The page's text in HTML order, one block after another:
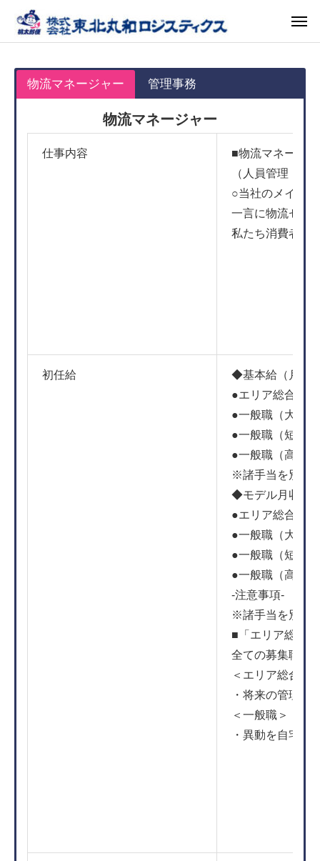
物流マネージャー 管理事務
物流マネージャー
仕事内容
■物流マネージ
（人員管理・在
○当社のメイン
一言に物流セン
私たち消費者が
初任給
◆基本給（月給
●エリア総合職
●一般職（大学
●一般職（短大
●一般職（高卒
※諸手当を別途
◆モデル月収例
●エリア総合職
●一般職（大学
●一般職（短大
●一般職（高卒
-注意事項-
※諸手当を別途
■「エリア総合
全ての募集職種
＜エリア総合職
・将来の管理職
＜一般職＞
・異動を自宅か